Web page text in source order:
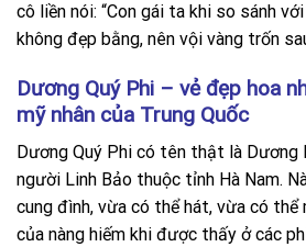
cô liền nói: “Con gái ta khi so sánh
không đẹp bằng, nên vội vàng trốn
Dương Quý Phi – vẻ đẹp hoa
mỹ nhân của Trung Quốc
Dương Quý Phi có tên thật là Dương
người Linh Bảo thuộc tỉnh Hà Nam.
cung đình, vừa có thể hát, vừa có thể
của nàng hiếm khi được thấy ở các